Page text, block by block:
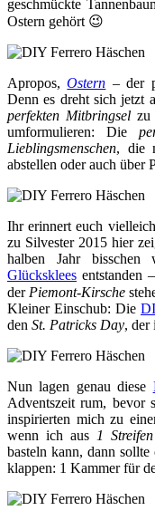
geschmückte
Ostern gehört 😉
Apropos,Ostern – der
Denn es dreht sich jetzt
perfekten Mitbringsel zu
umformulieren: Die
Lieblingsmenschen, die
abstellen oder auch über
Ihr erinnert euch
zu Silvester 2015 hier
halben Jahr
Glücksklees entstanden
der Piemont-Kirsche
Kleiner Einschub: Die
den St. Patricks Day, der
Nun lagen genau diese
Adventszeit rum, bevor
inspirierten mich zu
wenn ich aus 1
basteln kann, dann
klappen: 1 Kammer für